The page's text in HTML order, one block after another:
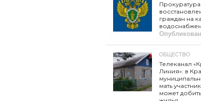
граждан на
ОБЩЕСТВО
Телеканал
Линия»: в
мать
может